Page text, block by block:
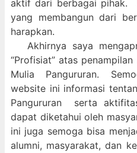
aktif dari berbagai pihak.
yang membangun dari
harapkan.
Akhirnya saya
“Profisiat” atas
Mulia Pangururan.
website ini informasi
Pangururan serta
dapat diketahui oleh
ini juga semoga bisa
alumni, masyarakat, dan